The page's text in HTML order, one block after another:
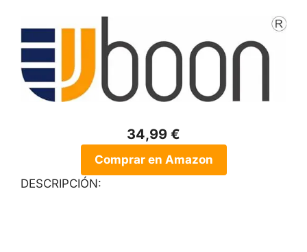
34,99 €
Comprar en Amazon
DESCRIPCIÓN: